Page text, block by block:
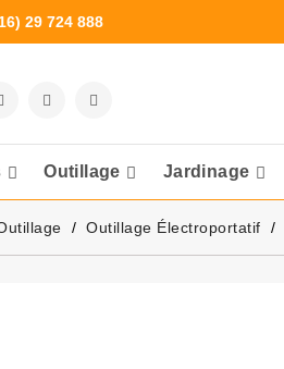
29 724 888
Outillage Jardinage
Outillage Électroportatif